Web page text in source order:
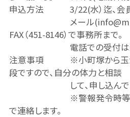
申込方法 3/22(水）迄、会員
メール
FAX（451-8146）で事務所まで。
電話での受付は致し
注意事項 ※小町塚から玉津
段ですので、自分の体力と相談
して、申し込んでく
※警報発令時等で中
で連絡します。